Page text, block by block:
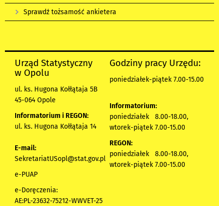
Sprawdź tożsamość ankietera
Urząd Statystyczny
w Opolu
ul. ks. Hugona Kołłątaja 5B
45-064 Opole
Informatorium i REGON:
ul. ks. Hugona Kołłątaja 14
E-mail:
SekretariatUSopl@stat.gov.pl
e-PUAP
e-Doręczenia:
AE:PL-23632-75212-WWVET-25
Godziny pracy Urzędu:
poniedziałek-piątek 7.00-15.00
Informatorium:
poniedziałek 8.00-18.00,
wtorek-piątek 7.00-15.00
REGON:
poniedziałek 8.00-18.00,
wtorek-piątek 7.00-15.00